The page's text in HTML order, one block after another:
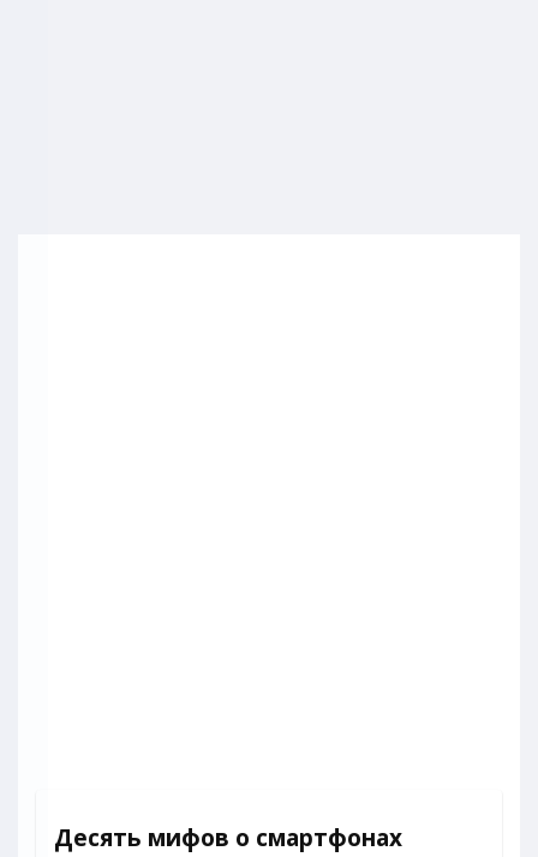
Десять мифов о смартфонах